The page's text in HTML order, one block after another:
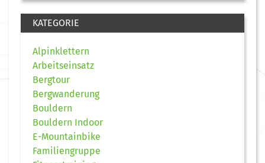
KATEGORIE
Alpinklettern
Arbeitseinsatz
Bergtour
Bergwanderung
Bouldern
Bouldern Indoor
E-Mountainbike
Familiengruppe